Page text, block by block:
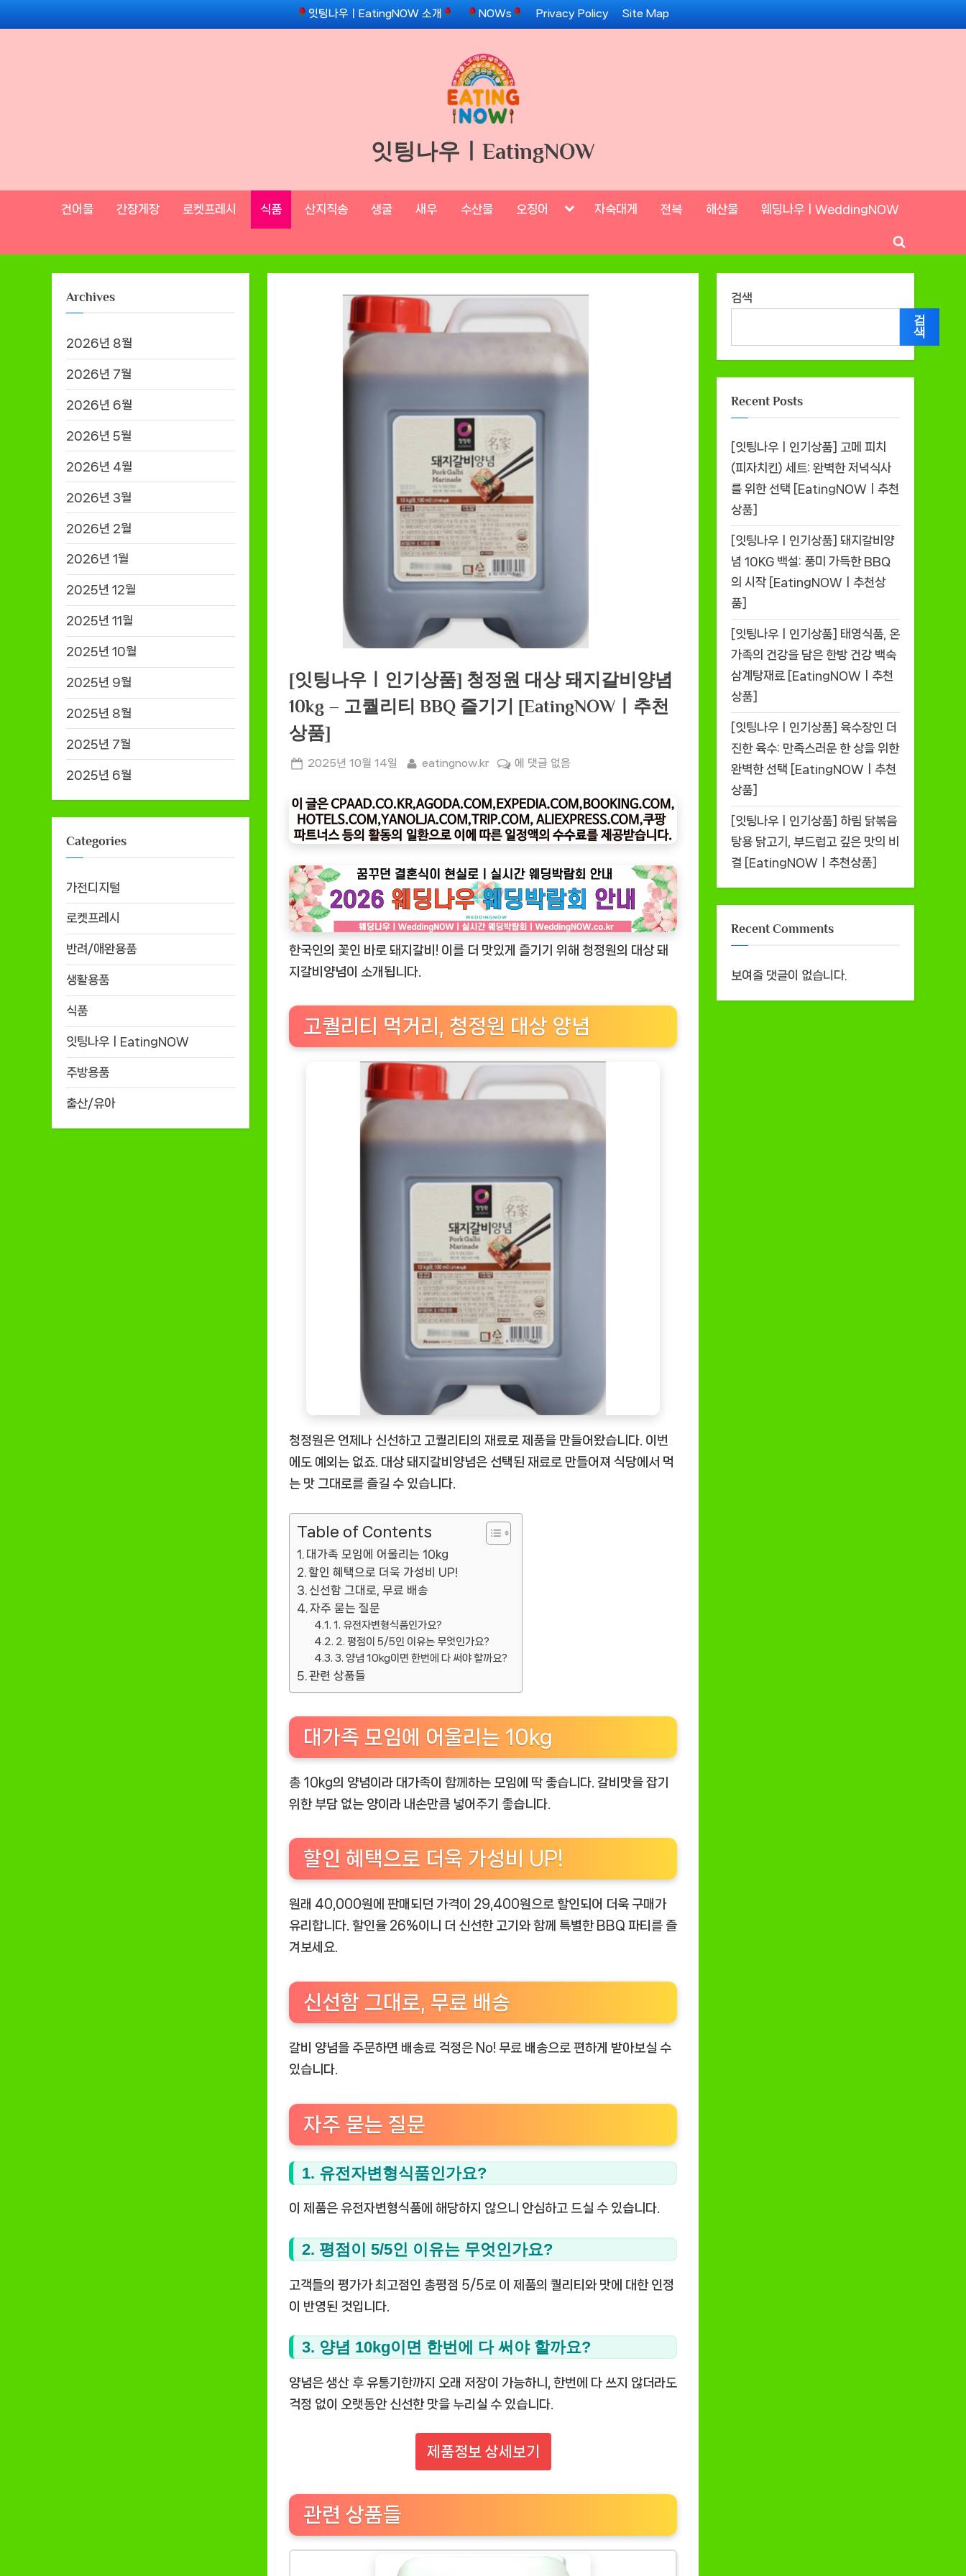
to
잇팅나우ㅣEatingNOW 소개 NOWs Privacy Policy Site Map
잇팅나우ㅣEatingNOW
건어물 간장게장 로켓프레시 식품 산지직송 생굴 새우 수산물 오징어 Toggle자숙대게 전복 해산물 웨딩나우ㅣWeddingNOW
Toggle
search
[잇팅나우ㅣ인기상품] 청정원 대상 돼지갈비양념
10kg – 고퀄리티 BBQ 즐기기 [EatingNOWㅣ추천
상품]
Posted
2025년 10월 14일 By
eatingnow.kr
[잇
나
우
ㅣ
기
상
품]
청
정
상
돼
갈
비
양
10kg
고
리
티
BBQ
즐
기
기
[EatingNOW
ㅣ
추
상
에 댓글 없음
한국인의 꽃인 바로 돼지갈비! 이를 더 맛있게 즐기기 위해 청정원의 대상 돼
지갈비양념이 소개됩니다.
고퀄리티 먹거리, 청정원 대상 양념
청정원은 언제나 신선하고 고퀄리티의 재료로 제품을 만들어왔습니다. 이번
에도 예외는 없죠. 대상 돼지갈비양념은 선택된 재료로 만들어져 식당에서 먹
는 맛 그대로를 즐길 수 있습니다.
Table of Contents
대가족 모임에 어울리는 10kg
할인 혜택으로 더욱 가성비 UP!
신선함 그대로, 무료 배송
자주 묻는 질문
1. 유전자변형식품인가요?
2. 평점이 5/5인 이유는 무엇인가요?
3. 양념 10kg이면 한번에 다 써야 할까요?
관련 상품들
대가족 모임에 어울리는 10kg
총 10kg의 양념이라 대가족이 함께하는 모임에 딱 좋습니다. 갈비맛을 잡기
위한 부담 없는 양이라 내손만큼 넣어주기 좋습니다.
할인 혜택으로 더욱 가성비 UP!
원래 40,000원에 판매되던 가격이 29,400원으로 할인되어 더욱 구매가
유리합니다. 할인율 26%이니 더 신선한 고기와 함께 특별한 BBQ 파티를 즐
겨보세요.
신선함 그대로, 무료 배송
갈비 양념을 주문하면 배송료 걱정은 No! 무료 배송으로 편하게 받아보실 수
있습니다.
자주 묻는 질문
1. 유전자변형식품인가요?
이 제품은 유전자변형식품에 해당하지 않으니 안심하고 드실 수 있습니다.
2. 평점이 5/5인 이유는 무엇인가요?
고객들의 평가가 최고점인 총평점 5/5로 이 제품의 퀄리티와 맛에 대한 인정
이 반영된 것입니다.
3. 양념 10kg이면 한번에 다 써야 할까요?
양념은 생산 후 유통기한까지 오래 저장이 가능하니, 한번에 다 쓰지 않더라도
걱정 없이 오랫동안 신선한 맛을 누리실 수 있습니다.
제품정보 상세보기
관련 상품들
Archives
2026년 8월
2026년 7월
2026년 6월
2026년 5월
2026년 4월
2026년 3월
2026년 2월
2026년 1월
2025년 12월
2025년 11월
2025년 10월
2025년 9월
2025년 8월
2025년 7월
2025년 6월
Categories
가전디지털
로켓프레시
반려/애완용품
생활용품
식품
잇팅나우ㅣEatingNOW
주방용품
출산/유아
검색
검
색
Recent Posts
[잇팅나우ㅣ인기상품] 고메 피치
(피자치킨) 세트: 완벽한 저녁식사
를 위한 선택 [EatingNOWㅣ추천
상품]
[잇팅나우ㅣ인기상품] 돼지갈비양
념 10KG 백설: 풍미 가득한 BBQ
의 시작 [EatingNOWㅣ추천상
품]
[잇팅나우ㅣ인기상품] 태영식품, 온
가족의 건강을 담은 한방 건강 백숙
삼계탕재료 [EatingNOWㅣ추천
상품]
[잇팅나우ㅣ인기상품] 육수장인 더
진한 육수: 만족스러운 한 상을 위한
완벽한 선택 [EatingNOWㅣ추천
상품]
[잇팅나우ㅣ인기상품] 하림 닭볶음
탕용 닭고기, 부드럽고 깊은 맛의 비
결 [EatingNOWㅣ추천상품]
Recent Comments
보여줄 댓글이 없습니다.